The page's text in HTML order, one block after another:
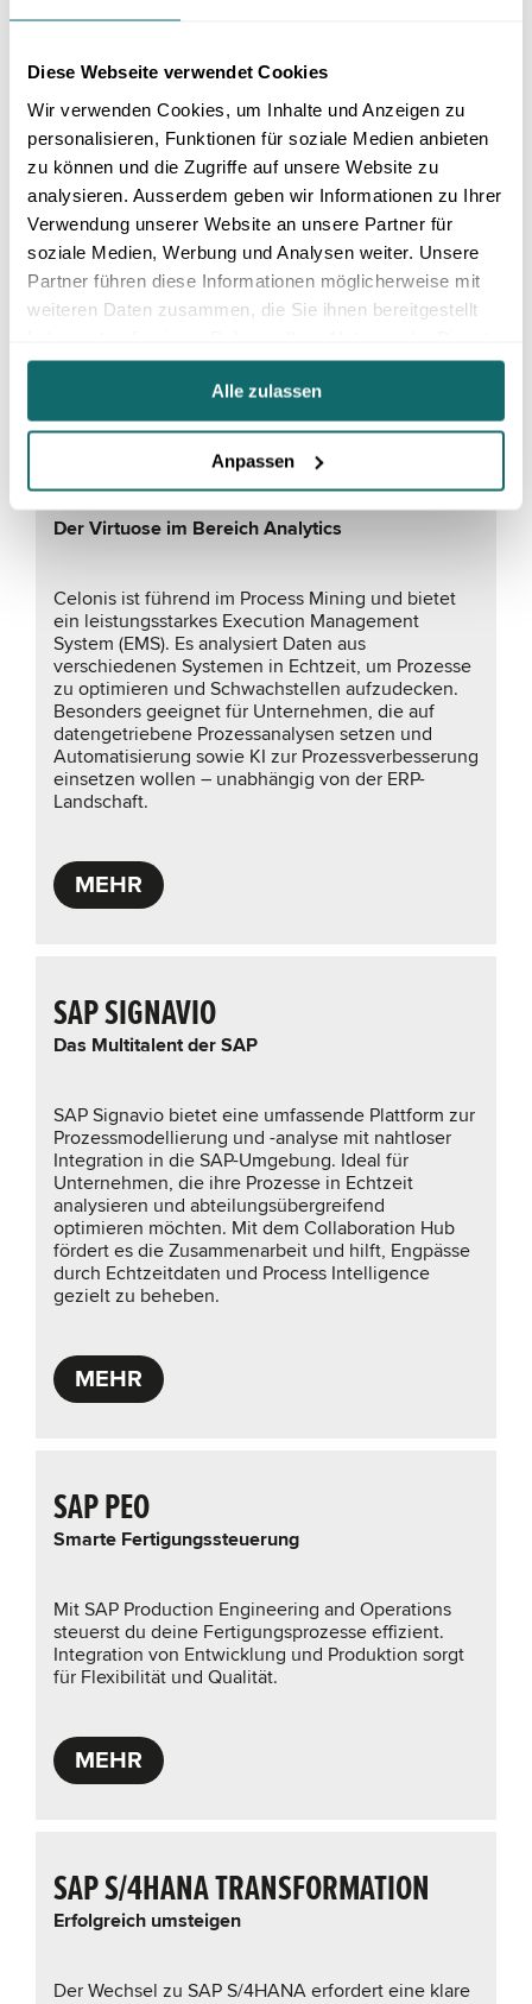
Diese Webseite verwendet Cookies
Wir verwenden Cookies, um Inhalte und Anzeigen zu
personalisieren, Funktionen für soziale Medien anbieten
zu können und die Zugriffe auf unsere Website zu
analysieren. Ausserdem geben wir Informationen zu Ihrer
Verwendung unserer Website an unsere Partner für
soziale Medien, Werbung und Analysen weiter. Unsere
Partner führen diese Informationen möglicherweise mit
weiteren Daten zusammen, die Sie ihnen bereitgestellt
gesammelt haben.
Alle zulassen
Anpassen
ARIS von Software AG ist eine flexible Lösung zur
tiefgehenden Prozessmodellierung und -analyse,
ideal für Unternehmen mit komplexen, globalen
Strukturen. Es unterstützt BPMN und eigene
Notationen und bietet starke Funktionen in
Governance, Risk & Compliance (GRC). Optimal für
Unternehmen, die detaillierte
Prozessdokumentationen und umfassende
Compliance-Tools benötigen, um globale
Prozesslandschaften effizient zu steuern.
MEHR
CELONIS
Der Virtuose im Bereich Analytics
Celonis ist führend im Process Mining und bietet
ein leistungsstarkes Execution Management
System (EMS). Es analysiert Daten aus
verschiedenen Systemen in Echtzeit, um Prozesse
zu optimieren und Schwachstellen aufzudecken.
Besonders geeignet für Unternehmen, die auf
datengetriebene Prozessanalysen setzen und
Automatisierung sowie KI zur Prozessverbesserung
einsetzen wollen – unabhängig von der ERP-
Landschaft.
MEHR
SAP SIGNAVIO
Das Multitalent der SAP
SAP Signavio bietet eine umfassende Plattform zur
Prozessmodellierung und -analyse mit nahtloser
Integration in die SAP-Umgebung. Ideal für
Unternehmen, die ihre Prozesse in Echtzeit
analysieren und abteilungsübergreifend
optimieren möchten. Mit dem Collaboration Hub
fördert es die Zusammenarbeit und hilft, Engpässe
durch Echtzeitdaten und Process Intelligence
gezielt zu beheben.
MEHR
SAP PEO
Smarte Fertigungssteuerung
Mit SAP Production Engineering and Operations
steuerst du deine Fertigungsprozesse effizient.
Integration von Entwicklung und Produktion sorgt
für Flexibilität und Qualität.
MEHR
SAP S/4HANA TRANSFORMATION
Erfolgreich umsteigen
Der Wechsel zu SAP S/4HANA erfordert eine klare